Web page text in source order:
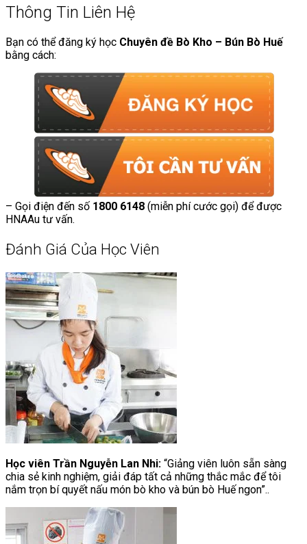
Thông Tin Liên Hệ
Bạn có thể đăng ký học Chuyên đề Bò Kho – Bún Bò Huế
bằng cách:
– Gọi điện đến số 1800 6148 (miễn phí cước gọi) để được
HNAAu tư vấn.
Đánh Giá Của Học Viên
Học viên Trần Nguyễn Lan Nhi: “Giảng viên luôn sẵn sàng
chia sẻ kinh nghiệm, giải đáp tất cả những thắc mắc để tôi
nắm trọn bí quyết nấu món bò kho và bún bò Huế ngon”..